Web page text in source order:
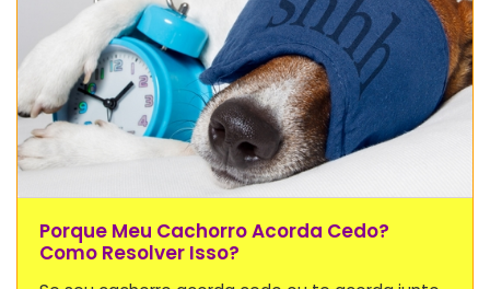
Porque Meu Cachorro Acorda Cedo?
Como Resolver Isso?